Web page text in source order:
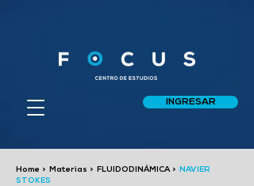
INGRESAR
Home > Materias > FLUIDODINÁMICA >
NAVIER
STOKES